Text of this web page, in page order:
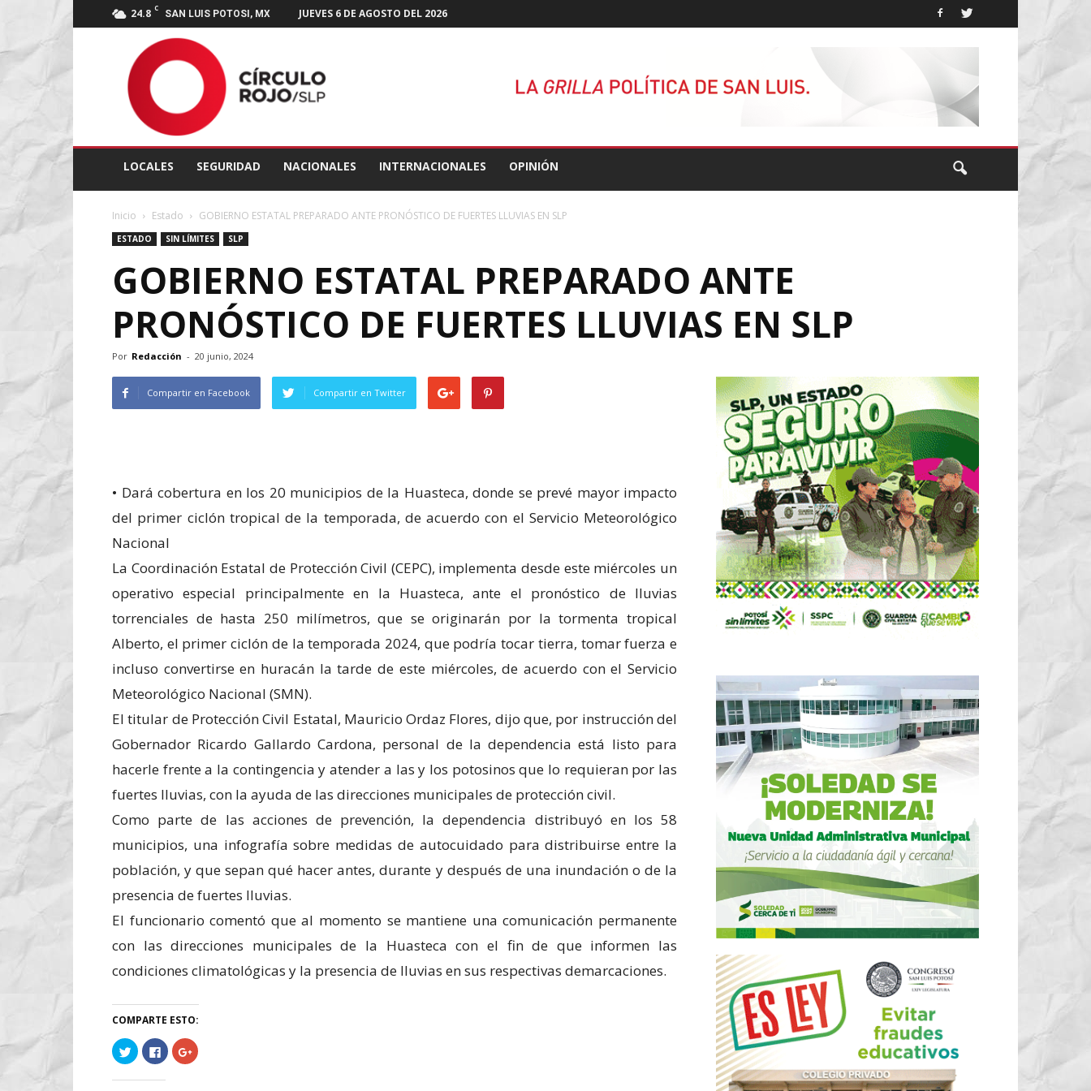
24.8 C
SAN LUIS POTOSI, MX JUEVES 6 DE AGOSTO DEL 2026
Círculo
Rojo
SLP
LOCALES SEGURIDAD NACIONALES INTERNACIONALES OPINIÓN
Inicio Estado GOBIERNO ESTATAL PREPARADO ANTE PRONÓSTICO DE FUERTES LLUVIAS EN SLP
ESTADO SIN LÍMITES SLP
GOBIERNO ESTATAL PREPARADO ANTE
PRONÓSTICO DE FUERTES LLUVIAS EN SLP
Por Redacción - 20 junio, 2024
Compartir en Facebook Compartir en Twitter
• Dará cobertura en los 20 municipios de la Huasteca, donde se prevé mayor impacto
del primer ciclón tropical de la temporada, de acuerdo con el Servicio Meteorológico
Nacional
La Coordinación Estatal de Protección Civil (CEPC), implementa desde este miércoles un
operativo especial principalmente en la Huasteca, ante el pronóstico de lluvias
torrenciales de hasta 250 milímetros, que se originarán por la tormenta tropical
Alberto, el primer ciclón de la temporada 2024, que podría tocar tierra, tomar fuerza e
incluso convertirse en huracán la tarde de este miércoles, de acuerdo con el Servicio
Meteorológico Nacional (SMN).
El titular de Protección Civil Estatal, Mauricio Ordaz Flores, dijo que, por instrucción del
Gobernador Ricardo Gallardo Cardona, personal de la dependencia está listo para
hacerle frente a la contingencia y atender a las y los potosinos que lo requieran por las
fuertes lluvias, con la ayuda de las direcciones municipales de protección civil.
Como parte de las acciones de prevención, la dependencia distribuyó en los 58
municipios, una infografía sobre medidas de autocuidado para distribuirse entre la
población, y que sepan qué hacer antes, durante y después de una inundación o de la
presencia de fuertes lluvias.
El funcionario comentó que al momento se mantiene una comunicación permanente
con las direcciones municipales de la Huasteca con el fin de que informen las
condiciones climatológicas y la presencia de lluvias en sus respectivas demarcaciones.
COMPARTE ESTO:
Haz
clic
para
compartir
Haz
clic
para
compartir
Haz
clic